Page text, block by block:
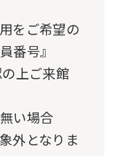
をご希望の
番号』
の上ご来館
い場合
外となりま